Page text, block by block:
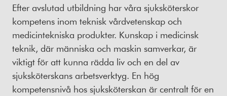
Efter avslutad utbildning har våra sjuksköterskor
kompetens inom teknisk vårdvetenskap och
medicintekniska produkter. Kunskap i medicinsk
teknik, där människa och maskin samverkar, är
viktigt för att kunna rädda liv och en del av
sjuksköterskans arbetsverktyg. En hög
kompetensnivå hos sjuksköterskan är centralt för en